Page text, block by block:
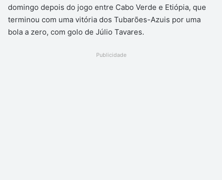
domingo depois do jogo entre Cabo Verde e Etiópia, que
terminou com uma vitória dos Tubarões-Azuis por uma
bola a zero, com golo de Júlio Tavares.
Publicidade